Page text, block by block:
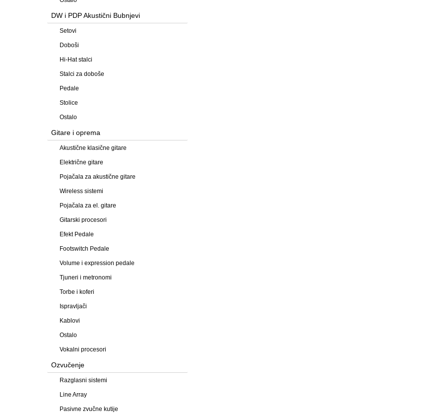
DW i PDP Akustični Bubnjevi
Setovi
Doboši
Hi-Hat stalci
Stalci za doboše
Pedale
Stolice
Ostalo
Gitare i oprema
Akustične klasične gitare
Električne gitare
Pojačala za akustične gitare
Wireless sistemi
Pojačala za el. gitare
Gitarski procesori
Efekt Pedale
Footswitch Pedale
Volume i expression pedale
Tjuneri i metronomi
Torbe i koferi
Ispravljači
Kablovi
Ostalo
Vokalni procesori
Ozvučenje
Razglasni sistemi
Line Array
Pasivne zvučne kutije